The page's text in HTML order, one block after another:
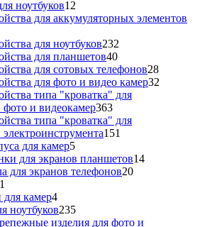
ноутбуков12
товаров
для аккумуляторных элементов
для ноутбуков232
для планшетов4040
товаров
для сотовых телефонов2828
товаров
для фото и видео камер32
типа "кроватка" для
фото и видеокамер363363
товара
типа "кроватка" для
151
для камер55
товаров
для экранов планшетов1414
для экранов телефонов2020
товаров
камер44
товара
ноутбуков235235
товаров
изделия для фото и